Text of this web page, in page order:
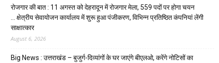
रोजगार की बात : 11 अगस्त को देहरादून में रोजगार मेला, 559 पदों पर होगा चयन
… क्षेत्रीय सेवायोजन कार्यालय में शुरू हुआ पंजीकरण, विभिन्न प्रतिष्ठित कंपनियां लेंगी
साक्षात्कार
August 6, 2026
Big News : उत्तराखंड – बुजुर्ग-दिव्यांगों के घर जाएंगे बीएलओ, करेंगे नोटिसों का